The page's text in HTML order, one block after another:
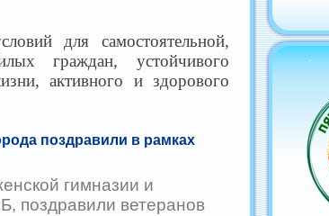
для самостоятельной,
граждан, устойчивого
активного и здорового
поздравили в рамках
гимназии и
поздравили ветеранов
-